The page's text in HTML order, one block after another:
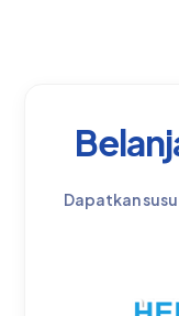
Dapatkan